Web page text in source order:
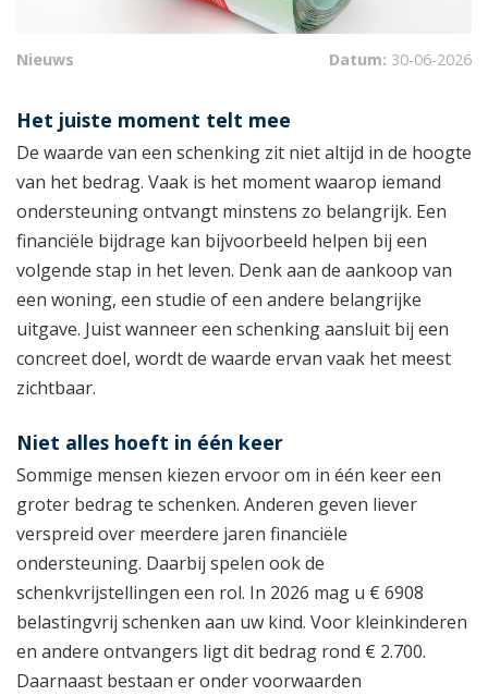
Nieuws Datum: 30-06-2026
Het juiste moment telt mee
De waarde van een schenking zit niet altijd in de hoogte
van het bedrag. Vaak is het moment waarop iemand
ondersteuning ontvangt minstens zo belangrijk. Een
financiële bijdrage kan bijvoorbeeld helpen bij een
volgende stap in het leven. Denk aan de aankoop van
een woning, een studie of een andere belangrijke
uitgave. Juist wanneer een schenking aansluit bij een
concreet doel, wordt de waarde ervan vaak het meest
zichtbaar.
Niet alles hoeft in één keer
Sommige mensen kiezen ervoor om in één keer een
groter bedrag te schenken. Anderen geven liever
verspreid over meerdere jaren financiële
ondersteuning. Daarbij spelen ook de
schenkvrijstellingen een rol. In 2026 mag u € 6908
belastingvrij schenken aan uw kind. Voor kleinkinderen
en andere ontvangers ligt dit bedrag rond € 2.700.
Daarnaast bestaan er onder voorwaarden